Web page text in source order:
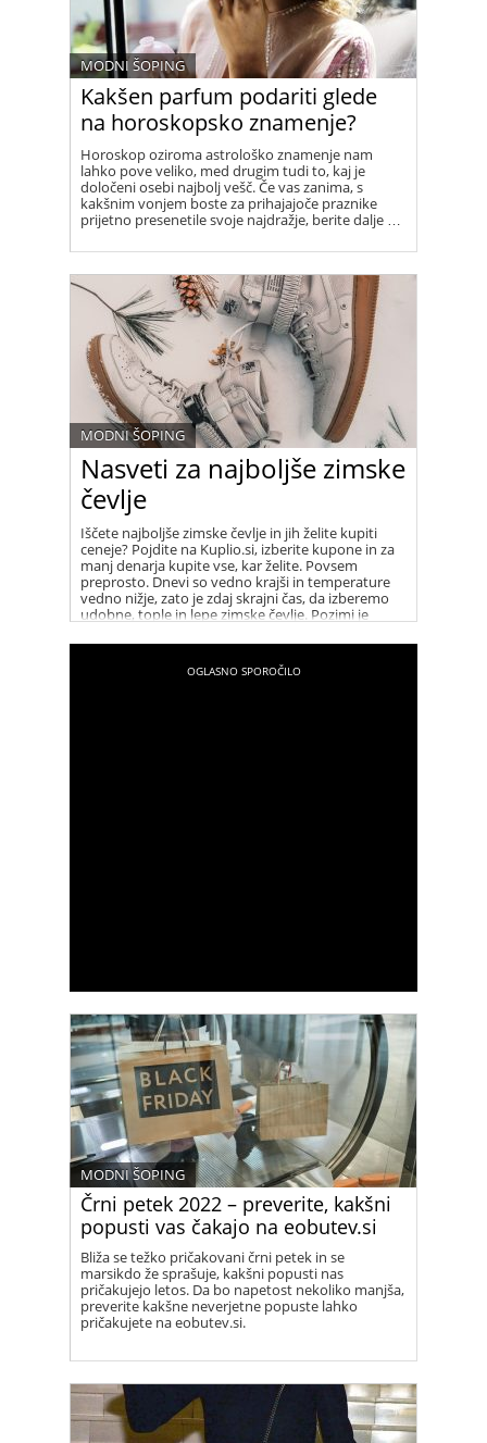
Kakšen parfum podariti glede
na horoskopsko znamenje?
MODNI ŠOPING
Horoskop oziroma astrološko znamenje nam
lahko pove veliko, med drugim tudi to, kaj je
določeni osebi najbolj vešč. Če vas zanima, s
kakšnim vonjem boste za prihajajoče praznike
prijetno presenetile svoje najdražje, berite dalje …
Nasveti za najboljše zimske
čevlje
MODNI ŠOPING
Iščete najboljše zimske čevlje in jih želite kupiti
ceneje? Pojdite na Kuplio.si, izberite kupone in za
manj denarja kupite vse, kar želite. Povsem
preprosto. Dnevi so vedno krajši in temperature
vedno nižje, zato je zdaj skrajni čas, da izberemo
udobne, tople in lepe zimske čevlje. Pozimi je
zato morajo biti zimski čevlji odporni na
vremenske vplive in nas prijetno greti, hkrati pa
morajo biti tudi privlačni za oko in se prilagajati
Črni petek 2022 – preverite, kakšni
popusti vas čakajo na eobutev.si
MODNI ŠOPING
Bliža se težko pričakovani črni petek in se
marsikdo že sprašuje, kakšni popusti nas
pričakujejo letos. Da bo napetost nekoliko manjša,
preverite kakšne neverjetne popuste lahko
pričakujete na eobutev.si.